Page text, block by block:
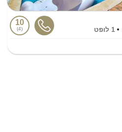
1 לופט
10
4